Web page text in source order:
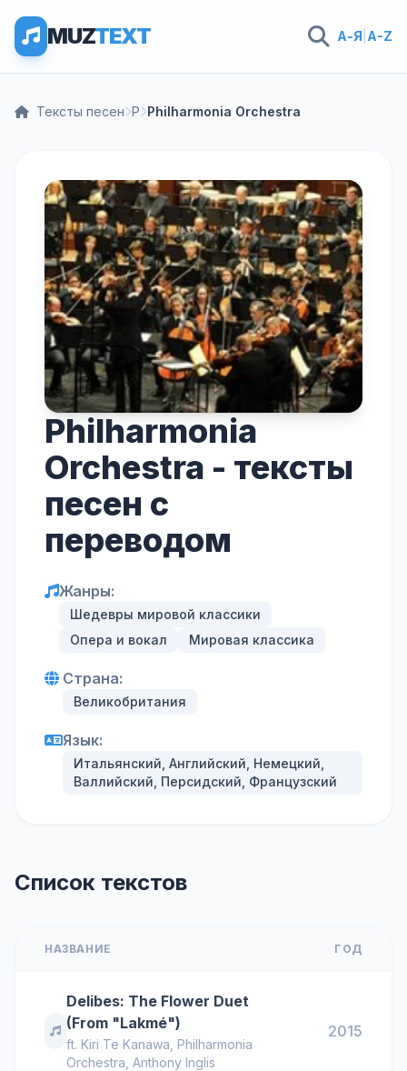
MUZTEXT А-Я A-Z
Тексты песен P Philharmonia Orchestra
Philharmonia
Orchestra - тексты
песен с
переводом
Жанры:
Шедевры мировой классики
Опера и вокал
Мировая классика
Страна:
Великобритания
Язык:
Итальянский, Английский, Немецкий,
Валлийский, Персидский, Французский
Список текстов
НАЗВАНИЕ ГОД
Delibes: The Flower Duet
(From "Lakmé")
ft. Kiri Te Kanawa Philharmonia
Orchestra Anthony Inglis
2015